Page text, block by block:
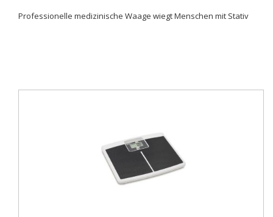
Professionelle medizinische Waage wiegt Menschen mit Stativ